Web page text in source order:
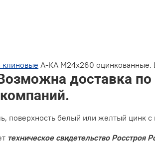
клиновые А-КА М24х260 оцинкованные.
доставка
поверхность белый или желтый цинк с
техническое свидетельство Росстроя